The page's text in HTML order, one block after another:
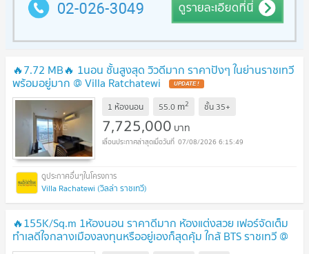
🔥7.72 MB🔥 1นอน ชั้นสูงสุด วิวดีมาก ราคาปังๆ ในย่านราชเทวี
พร้อมอยู่มาก @ Villa Ratchatewi
1 ห้องนอน 55.0 m2 ชั้น 35+
7,725,000 บาท
07/08/2026 6:15:49
Villa Rachatewi (วิลล่า ราชเทวี)
🔥155K/Sq.m 1ห้องนอน ราคาดีมาก ห้องแต่งสวย เฟอร์จัดเต็ม
ทำเลดีใจกลางเมืองลงทุนหรืออยู่เองก็สุดคุ้ม ใกล้ BTS ราชเทวี @
Ideo Q Ratchathewi